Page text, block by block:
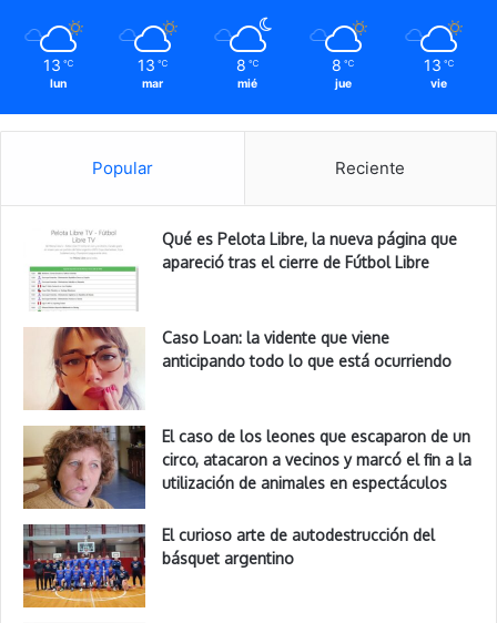
13 ℃
lun
13 ℃
mar
8 ℃
mié
8 ℃
jue
13 ℃
vie
Popular Reciente
Qué es Pelota Libre, la nueva página que
apareció tras el cierre de Fútbol Libre
Caso Loan: la vidente que viene
anticipando todo lo que está ocurriendo
El caso de los leones que escaparon de un
circo, atacaron a vecinos y marcó el fin a la
utilización de animales en espectáculos
El curioso arte de autodestrucción del
básquet argentino